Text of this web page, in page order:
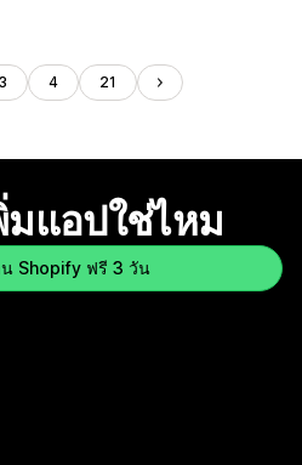
3 4 21
มแอปใช่ไหม
Shopify ฟรี 3 วัน